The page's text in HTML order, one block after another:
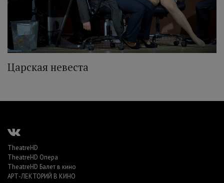
Царская невеста
TheatreHD
TheatreHD Опера
TheatreHD Балет в кино
АРТ-ЛЕКТОРИЙ В КИНО